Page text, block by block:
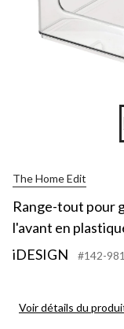
The Home Edit
Range-tout pour
l'avant en
iDESIGN
#142-
Voir détails du